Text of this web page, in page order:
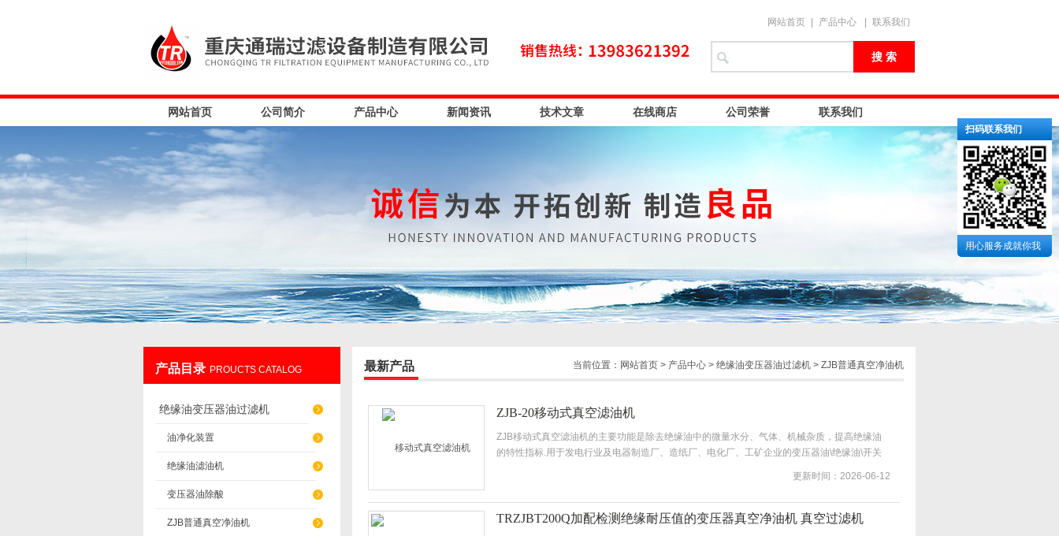
网站首页 产品中心 联系我们
网站首页 公司简介 产品中心 新闻资讯 技术文章 在线商店 公司荣誉 联系我们
产品目录 PROUCTS CATALOG
绝缘油变压器油过滤机
油净化装置
绝缘油滤油机
变压器油除酸
ZJB普通真空净油机
当前位置： 网站首页 > 产品中心 > 绝缘油变压器油过滤机 > ZJB普通真空净油机
最新产品
ZJB-20移动式真空滤油机
ZJB移动式真空滤油机的主要功能是除去绝缘油中的微量水分、气体、机械杂质，提高绝缘油
的特性指标.用于发电行业及电器制造厂、造纸厂、电化厂、工矿企业的变压器油\绝缘油\开关
更新时间：2026-06-12
TRZJBT200Q加配检测绝缘耐压值的变压器真空净油机 真空过滤机
扫码联系我们
用心服务成就你我